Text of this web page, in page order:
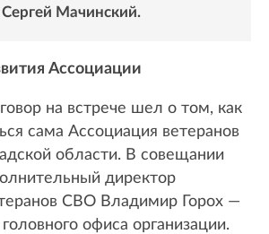
Мачинский.
Ассоциации
на встрече шел о том, как
сама Ассоциация ветеранов
области. В совещании
директор
СВО Владимир Горох —
офиса организации.